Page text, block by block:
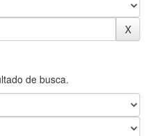
de busca.